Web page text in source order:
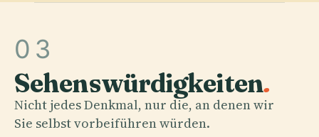
03
Sehenswürdigkeiten.
Nicht jedes Denkmal, nur die, an denen wir
Sie selbst vorbeiführen würden.